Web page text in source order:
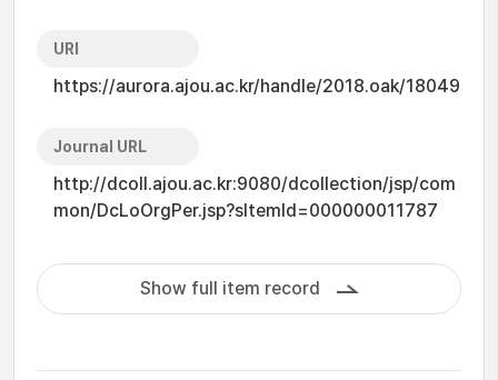
URI
https://aurora.ajou.ac.kr/handle/2018.oak/18049
Journal URL
http://dcoll.ajou.ac.kr:9080/dcollection/jsp/com
mon/DcLoOrgPer.jsp?sItemId=000000011787
Show full item record